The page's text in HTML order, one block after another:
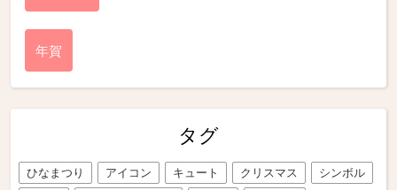
年賀
タグ
ひなまつり アイコン キュート クリスマス
シンボル